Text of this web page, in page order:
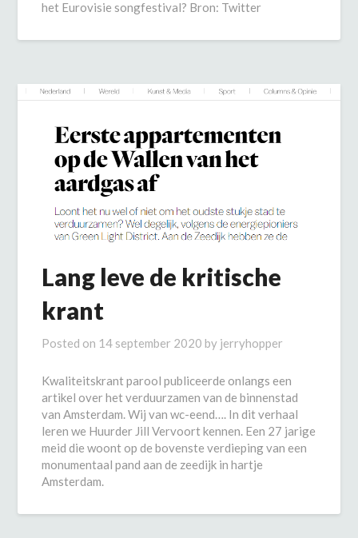
het Eurovisie songfestival? Bron: Twitter
Lang leve de kritische
krant
Posted on 14 september 2020 by jerryhopper
Kwaliteitskrant parool publiceerde onlangs een
artikel over het verduurzamen van de binnenstad
van Amsterdam. Wij van wc-eend…. In dit verhaal
leren we Huurder Jill Vervoort kennen. Een 27 jarige
meid die woont op de bovenste verdieping van een
monumentaal pand aan de zeedijk in hartje
Amsterdam.